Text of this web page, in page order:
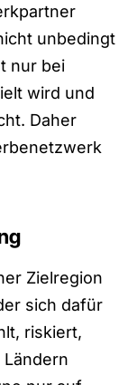
unbedingt
nur bei
wird und
Daher
Zielregion
sich dafür
riskiert,